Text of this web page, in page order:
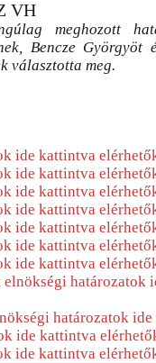
VH
meghozott
Bencze
választotta meg.
ide kattintva
ide kattintva
ide kattintva
ide kattintva
ide kattintva
ide kattintva
ide kattintva
határozatok
határozatok
ide kattintva
ide kattintva